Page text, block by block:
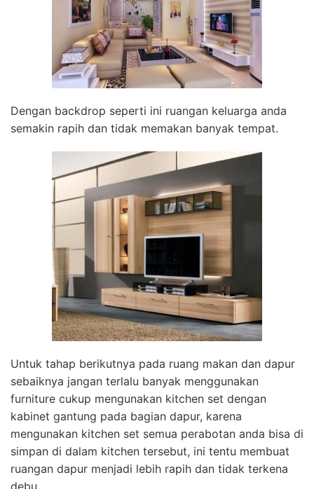
Dengan backdrop seperti ini ruangan keluarga anda
semakin rapih dan tidak memakan banyak tempat.
Untuk tahap berikutnya pada ruang makan dan dapur
sebaiknya jangan terlalu banyak menggunakan
furniture cukup mengunakan kitchen set dengan
kabinet gantung pada bagian dapur, karena
mengunakan kitchen set semua perabotan anda bisa di
simpan di dalam kitchen tersebut, ini tentu membuat
ruangan dapur menjadi lebih rapih dan tidak terkena